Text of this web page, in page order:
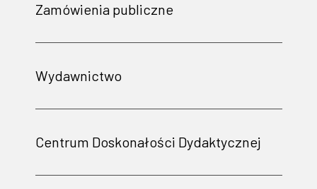
Zamówienia publiczne
Wydawnictwo
Centrum Doskonałości Dydaktycznej